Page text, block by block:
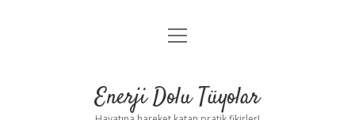
Anasayfa
Yasal Uyarı
menüyü
Enerji Dolu Tüyolar